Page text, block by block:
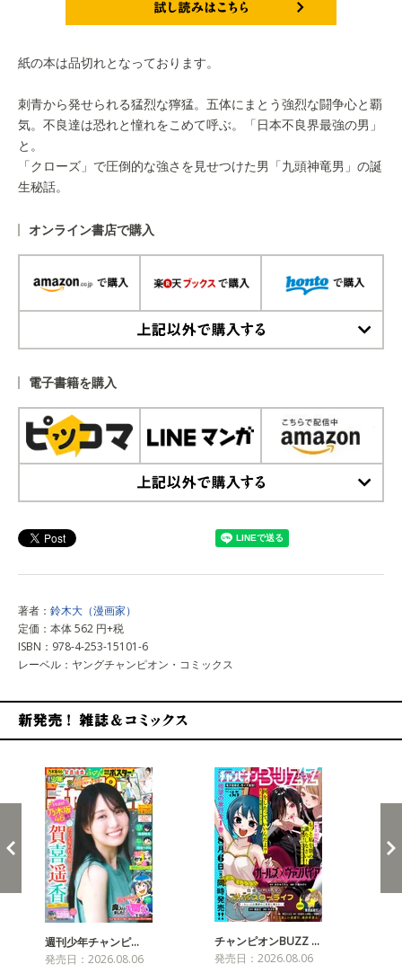
紙の本は品切れとなっております。
刺青から発せられる猛烈な獰猛。五体にまとう強烈な闘争心と覇
気。不良達は恐れと憧れをこめて呼ぶ。「日本不良界最強の男」
と。
「クローズ」で圧倒的な強さを見せつけた男「九頭神竜男」の誕
生秘話。
オンライン書店で購入
電子書籍を購入
著者： 鈴木大（漫画家）
定価：本体 562 円+税
ISBN：978-4-253-15101-6
レーベル：ヤングチャンピオン・コミックス
週刊少年チャンピ…
発売日：2026.08.06
チャンピオンBUZZ …
発売日：2026.08.06